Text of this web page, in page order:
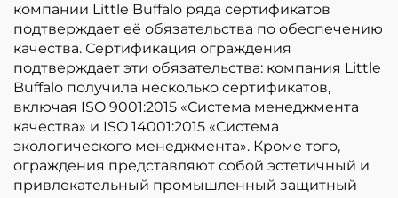
компании Little Buffalo ряда сертификатов
подтверждает её обязательства по обеспечению
качества. Сертификация ограждения
подтверждает эти обязательства: компания Little
Buffalo получила несколько сертификатов,
включая ISO 9001:2015 «Система менеджмента
качества» и ISO 14001:2015 «Система
экологического менеджмента». Кроме того,
ограждения представляют собой эстетичный и
привлекательный промышленный защитный